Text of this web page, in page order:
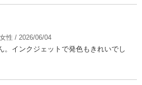
性 / 2026/06/04
。インクジェットで発色もきれいでし